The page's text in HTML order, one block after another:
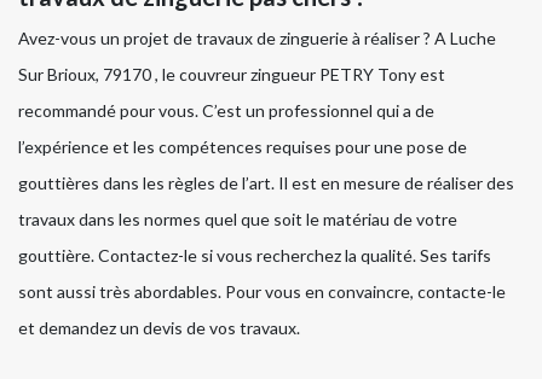
Avez-vous un projet de travaux de zinguerie à réaliser ? A Luche
Sur Brioux, 79170 , le couvreur zingueur PETRY Tony est
recommandé pour vous. C’est un professionnel qui a de
l’expérience et les compétences requises pour une pose de
gouttières dans les règles de l’art. Il est en mesure de réaliser des
travaux dans les normes quel que soit le matériau de votre
gouttière. Contactez-le si vous recherchez la qualité. Ses tarifs
sont aussi très abordables. Pour vous en convaincre, contacte-le
et demandez un devis de vos travaux.